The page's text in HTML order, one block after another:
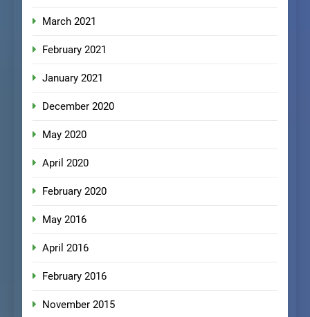
March 2021
February 2021
January 2021
December 2020
May 2020
April 2020
February 2020
May 2016
April 2016
February 2016
November 2015